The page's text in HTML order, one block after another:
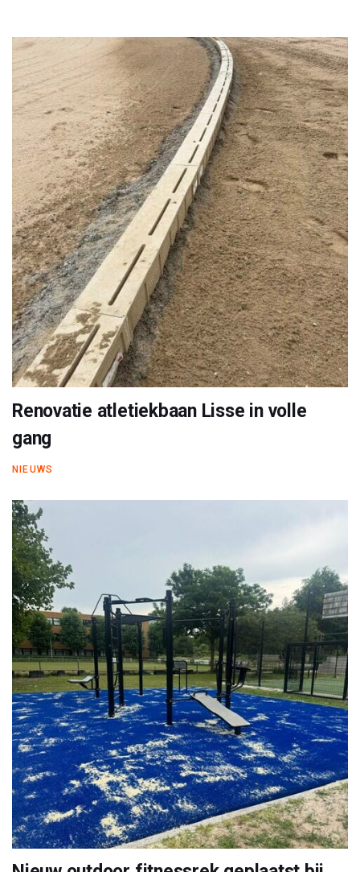
Renovatie atletiekbaan Lisse in volle
gang
NIEUWS